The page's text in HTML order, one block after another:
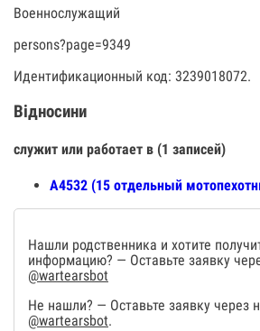
Военнослужащий
persons?page=9349
Идентификационный код: 3239018072.
Відносини
служит или работает в (1 записей)
А4532 (15 отдельный
Нашли родственника и хотите
информацию? — Оставьте заявку
@wartearsbot
Не нашли? — Оставьте заявку через
@wartearsbot.